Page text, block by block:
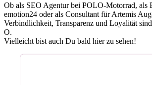
Ob als SEO Agentur bei POLO-Motorrad, als
emotion24 oder als Consultant für Artemis
Verbindlichkeit, Transparenz und Loyalität
O.
Vielleicht bist auch Du bald hier zu sehen!